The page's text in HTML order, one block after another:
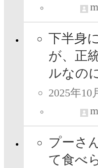
下半身
が、正
ルなの
2025年10
プーさ
て食べ